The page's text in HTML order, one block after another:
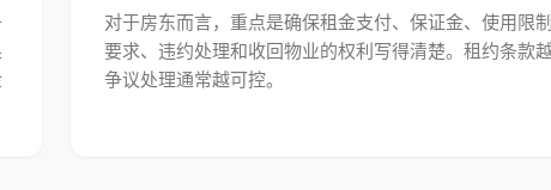
对于房东而言，重点是确保租金支付、保证金、使用限
要求、违约处理和收回物业的权利写得清楚。租约条款
争议处理通常越可控。